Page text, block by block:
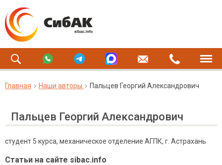
Главная Наши авторы Пальцев Георгий Александрович
Пальцев Георгий Александрович
студент 5 курса, механическое отделение АГПК, г. Астрахань
Статьи на сайте sibac.info